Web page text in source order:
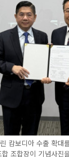
캄보디아 수출 확대
조합장이 기념사